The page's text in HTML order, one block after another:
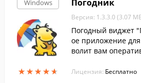
Windows
★★★★★
★★★★★
Погодник
Версия: 1.3.3.0 (3.07
Погодный виджет
ое приложение
волит вам
завтра для
Лицензия: Бесплатно